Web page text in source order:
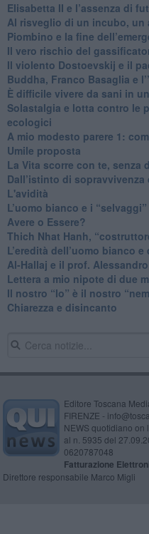
​Elisabetta II e l’assenza di
Al risveglio di un incubo, un
​Piombino e la fine
​Il vero rischio del
​Il violento Dostoevskij e il
​Buddha, Franco Basaglia e
​È difficile vivere da sani in
Solastalgia e lotta contro le
ecologici
​A mio modesto parere 1:
​Umile proposta
​La Vita scorre con te, senza
​Dall’istinto di
L'avidità
​L’uomo bianco e i “selvaggi”
​Avere o Essere?
​Thich Nhat Hanh,
​L’eredità dell’uomo bianco
Al-Hallaj e il prof.
​Lettera a mio nipote di due
​Il nostro “Io” è il nostro
​Chiarezza e disincanto
Editore Toscana
FIRENZE -
NEWS quotidiano on
al n. 5935 del
0620787048
Fatturazione
Direttore responsabile Marco Migli